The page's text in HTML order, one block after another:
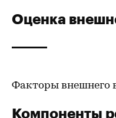
Оценка
Факторы внешнего
Компоненты